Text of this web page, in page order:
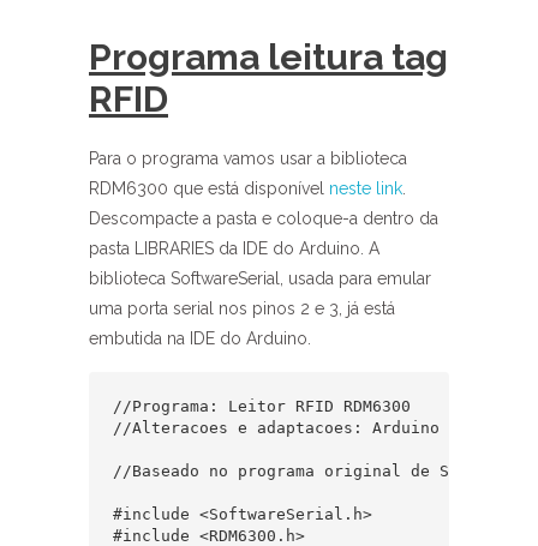
Programa leitura tag
RFID
Para o programa vamos usar a biblioteca
RDM6300 que está disponível neste link
Descompacte a pasta e coloque-a dentro da
pasta LIBRARIES da IDE do Arduino. A
biblioteca SoftwareSerial, usada para emular
uma porta serial nos pinos 2 e 3, já está
embutida na IDE do Arduino.
//Programa: Leitor RFID RDM6300
//Alteracoes e adaptacoes: Arduino e Cia
//Baseado no programa original de Stephane
#include <SoftwareSerial.h>
#include <RDM6300.h>